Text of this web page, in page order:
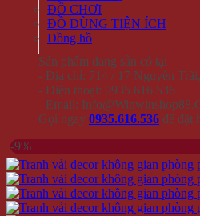
ĐỒ CHƠI
ĐỒ DÙNG TIỆN ÍCH
Đồng hồ
Sản phẩm đang sẵn có tại
- Địa chỉ: 714 / 17 Nguyễn
- Điện thoại: 0935 616 536
- Email:
Gọi ngay 0935.616.536 để đặt
-9%